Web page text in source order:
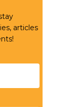
articles